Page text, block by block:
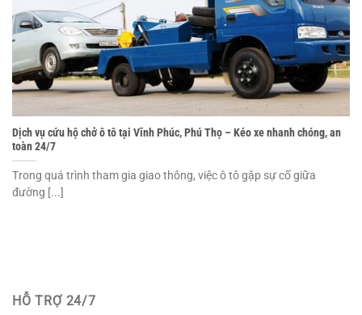
Dịch vụ cứu hộ chở ô tô tại Vĩnh Phúc, Phú Thọ – Kéo xe nhanh chóng, an
toàn 24/7
Trong quá trình tham gia giao thông, việc ô tô gặp sự cố giữa
đường [...]
HỖ TRỢ 24/7